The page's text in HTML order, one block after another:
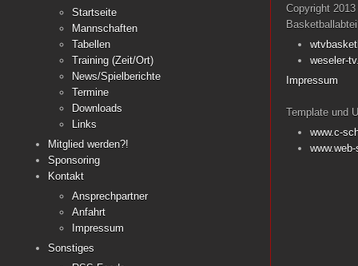
Startseite
Mannschaften
Tabellen
Training (Zeit/Ort)
News/Spielberichte
Termine
Downloads
Links
Mitglied werden?!
Sponsoring
Kontakt
Ansprechpartner
Anfahrt
Impressum
Sonstiges
Copyright
weseler-
Impressum
Template und
www.c-